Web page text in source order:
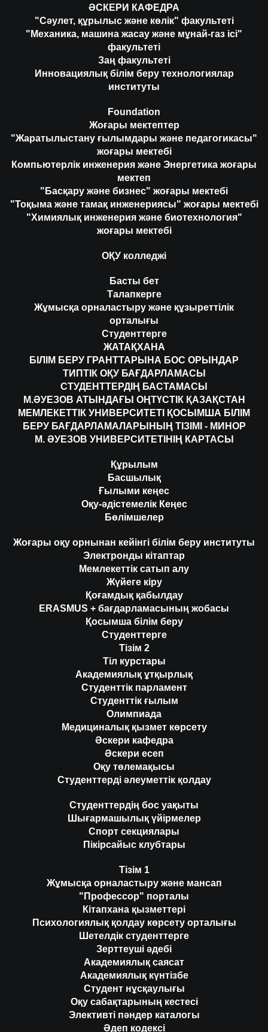
ӘСКЕРИ КАФЕДРА
"Сәулет, құрылыс және көлік" факультеті
"Механика, машина жасау және мұнай-газ ісі"
факультеті
Заң факультеті
Инновациялық білім беру технологиялар
институты
Foundation
Жоғары мектептер
"Жаратылыстану ғылымдары және педагогикасы"
жоғары мектебі
Компьютерлік инженерия және Энергетика жоғары
мектеп
"Басқару және бизнес" жоғары мектебі
"Тоқыма және тамақ инженериясы" жоғары мектебі
"Химиялық инженерия және биотехнология"
жоғары мектебі
ОҚУ колледжі
Басты бет
Талапкерге
Жұмысқа орналастыру және құзыреттілік
орталығы
Студенттерге
ЖАТАҚХАНА
БІЛІМ БЕРУ ГРАНТТАРЫНА БОС ОРЫНДАР
ТИПТІК ОҚУ БАҒДАРЛАМАСЫ
СТУДЕНТТЕРДІҢ БАСТАМАСЫ
М.ӘУЕЗОВ АТЫНДАҒЫ ОҢТҮСТІК ҚАЗАҚСТАН
МЕМЛЕКЕТТІК УНИВЕРСИТЕТІ ҚОСЫМША БІЛІМ
БЕРУ БАҒДАРЛАМАЛАРЫНЫҢ ТІЗІМІ - МИНОР
М. ӘУЕЗОВ УНИВЕРСИТЕТІНІҢ КАРТАСЫ
Құрылым
Басшылық
Ғылыми кеңес
Оқу-әдістемелік Кеңес
Бөлімшелер
Жоғары оқу орнынан кейінгі білім беру институты
Электронды кітаптар
Мемлекеттік сатып алу
Жүйеге кіру
Қоғамдық қабылдау
ERASMUS + бағдарламасының жобасы
Қосымша білім беру
Студенттерге
Тізім 2
Тіл курстары
Академиялық ұтқырлық
Студенттік парламент
Студенттік ғылым
Олимпиада
Медициналық қызмет көрсету
Әскери кафедра
Әскери есеп
Оқу төлемақысы
Студенттерді әлеуметтік қолдау
Студенттердің бос уақыты
Шығармашылық үйірмелер
Спорт секциялары
Пікірсайыс клубтары
Тізім 1
Жұмысқа орналастыру және мансап
"Профессор" порталы
Кітапхана қызметтері
Психологиялық қолдау көрсету орталығы
Шетелдік студенттерге
Зерттеуші әдебі
Академиялық саясат
Академиялық күнтізбе
Студент нұсқаулығы
Оқу сабақтарының кестесі
Элективті пәндер каталогы
Әдеп кодексі